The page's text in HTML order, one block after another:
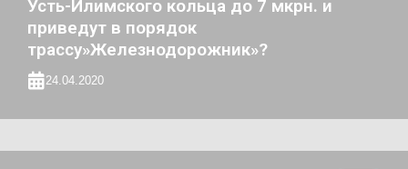
Усть-Илимского кольца до 7 мкрн. и
приведут в порядок
трассу»Железнодорожник»?
24.04.2020